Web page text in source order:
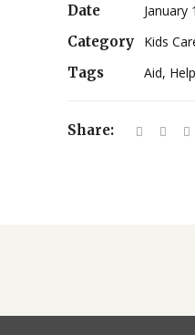
Date
January
Category
Kids
Tags
Aid,
Share: